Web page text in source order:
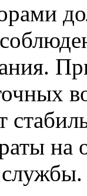
на
службы.